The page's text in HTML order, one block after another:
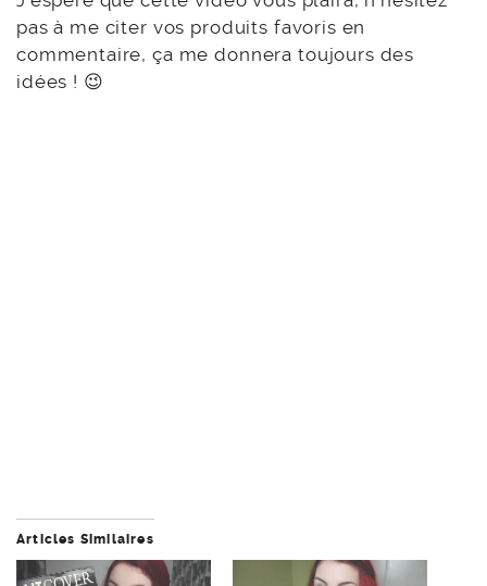
pas à me citer vos produits favoris en
commentaire, ça me donnera toujours des
idées ! 😉
Articles Similaires